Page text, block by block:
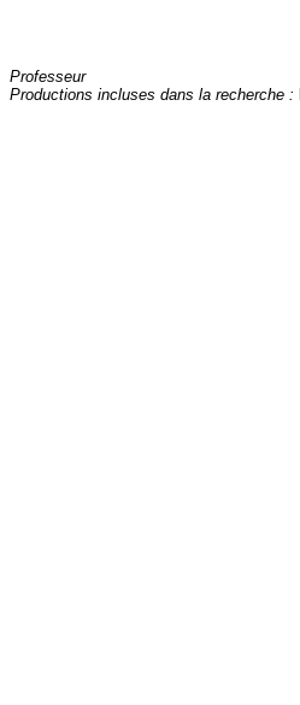
Professeur
Productions incluses dans la recherche :